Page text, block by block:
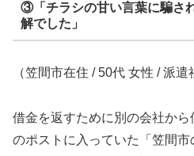
③「チラシの甘い言葉に騙さ
解でした」
（笠間市在住 / 50代 女性 / 派遣
借金を返すために別の会社か
のポストに入っていた「笠間